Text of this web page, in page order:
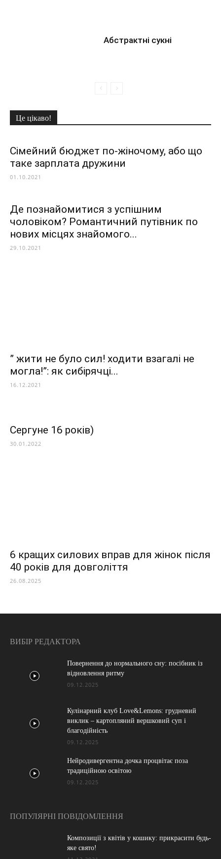
Абстрактні сукні
Це цікаво!
Сімейний бюджет по-жіночому, або що
таке зарплата дружини
01.10.2021
Де познайомитися з успішним
чоловіком? Романтичний путівник по
нових місцях знайомого...
29.10.2021
” жити не було сил! ходити взагалі не
могла!”: як сибірячці...
16.12.2021
Сергуне 16 років)
30.01.2022
6 кращих силових вправ для жінок після
40 років для довголіття
26.08.2025
ВИБІР РЕДАКТОРА
Повернення до нормального сну: посібник із
відновлення ритму
09.12.2025
Кулінарний клуб Love&Lemons: грудневий
виклик – картопляний вершковий суп і
благодійність
09.12.2025
Нейродивергентна дочка процвітає поза
традиційною освітою
09.12.2025
ПОПУЛЯРНІ ПОВІДОМЛЕННЯ
Композиції з квітів у кошику: прикрасити будь-
яке свято!